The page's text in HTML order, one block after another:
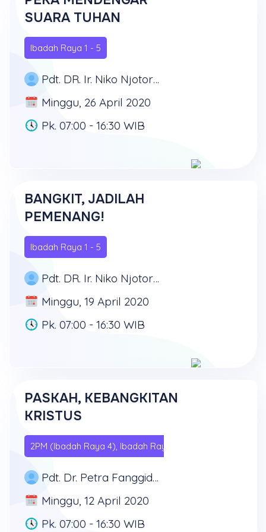
SUARA TUHAN
Ibadah Raya 1 - 5
Pdt. DR. Ir. Niko Njotorahardjo
Minggu, 26 April 2020
Pk. 07:00 - 16:30 WIB
BANGKIT, JADILAH
PEMENANG!
Ibadah Raya 1 - 5
Pdt. DR. Ir. Niko Njotorahardjo
Minggu, 19 April 2020
Pk. 07:00 - 16:30 WIB
PASKAH, KEBANGKITAN
KRISTUS
2PM (Ibadah Raya 4), Ibadah Raya 1, Ibadah Raya 2,
Pdt. Dr. Petra Fanggidae, M.Th
Minggu, 12 April 2020
Pk. 07:00 - 16:30 WIB